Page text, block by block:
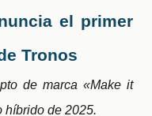
el primer
Tronos
marca «Make it
híbrido de 2025.